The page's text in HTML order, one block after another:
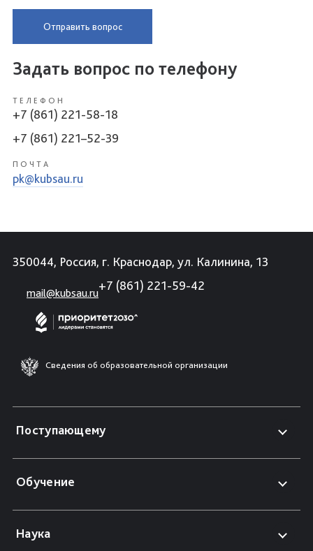
Отправить вопрос
Задать вопрос по телефону
ТЕЛЕФОН
+7 (861) 221-58-18
+7 (861) 221–52-39
ПОЧТА
pk@kubsau.ru
350044, Россия, г. Краснодар, ул. Калинина, 13
mail@kubsau.ru
+7 (861) 221-59-42
Сведения об образовательной организации
Поступающему
Обучение
Наука